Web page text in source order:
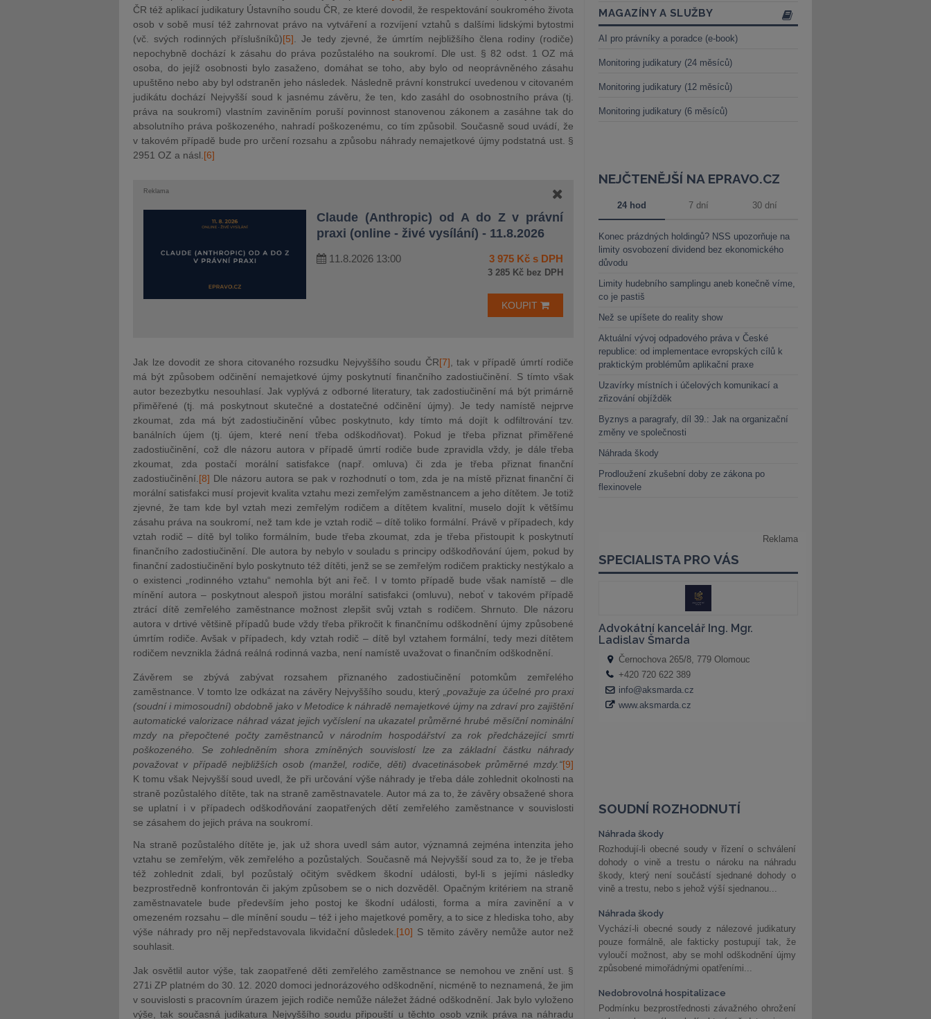
ČR též aplikací judikatury Ústavního soudu ČR, ze které dovodil, že respektování soukromého života
osob v sobě musí též zahrnovat právo na vytváření a rozvíjení vztahů s dalšími lidskými bytostmi
(vč. svých rodinných příslušníků)[5] . Je tedy zjevné, že úmrtím nejbližšího člena rodiny (rodiče)
nepochybně dochází k zásahu do práva pozůstalého na soukromí. Dle ust. § 82 odst. 1 OZ má
osoba, do jejíž osobnosti bylo zasaženo, domáhat se toho, aby bylo od neoprávněného zásahu
upuštěno nebo aby byl odstraněn jeho následek. Následně právní konstrukcí uvedenou v citovaném
judikátu dochází Nejvyšší soud k jasnému závěru, že ten, kdo zasáhl do osobnostního práva (tj.
práva na soukromí) vlastním zaviněním poruší povinnost stanovenou zákonem a zasáhne tak do
absolutního práva poškozeného, nahradí poškozenému, co tím způsobil. Současně soud uvádí, že
v takovém případě bude pro určení rozsahu a způsobu náhrady nemajetkové újmy podstatná ust. §
2951 OZ a násl. [6]
Reklama
Claude (Anthropic) od A do Z v právní
praxi (online - živé vysílání) - 11.8.2026
11.8.2026 13:00 3 975 Kč s DPH
3 285 Kč bez DPH
KOUPIT
Jak lze dovodit ze shora citovaného rozsudku Nejvyššího soudu ČR[7] , tak v případě úmrtí rodiče
má být způsobem odčinění nemajetkové újmy poskytnutí finančního zadostiučinění. S tímto však
autor bezezbytku nesouhlasí. Jak vyplývá z odborné literatury, tak zadostiučinění má být primárně
přiměřené (tj. má poskytnout skutečné a dostatečné odčinění újmy). Je tedy namístě nejprve
zkoumat, zda má být zadostiučinění vůbec poskytnuto, kdy tímto má dojít k odfiltrování tzv.
banálních újem (tj. újem, které není třeba odškodňovat). Pokud je třeba přiznat přiměřené
zadostiučinění, což dle názoru autora v případě úmrtí rodiče bude zpravidla vždy, je dále třeba
zkoumat, zda postačí morální satisfakce (např. omluva) či zda je třeba přiznat finanční
zadostiučinění. [8] Dle názoru autora se pak v rozhodnutí o tom, zda je na místě přiznat finanční či
morální satisfakci musí projevit kvalita vztahu mezi zemřelým zaměstnancem a jeho dítětem. Je totiž
zjevné, že tam kde byl vztah mezi zemřelým rodičem a dítětem kvalitní, muselo dojít k většímu
zásahu práva na soukromí, než tam kde je vztah rodič – dítě toliko formální. Právě v případech, kdy
vztah rodič – dítě byl toliko formálním, bude třeba zkoumat, zda je třeba přistoupit k poskytnutí
finančního zadostiučinění. Dle autora by nebylo v souladu s principy odškodňování újem, pokud by
finanční zadostiučinění bylo poskytnuto též dítěti, jenž se se zemřelým rodičem prakticky nestýkalo a
o existenci „rodinného vztahu“ nemohla být ani řeč. I v tomto případě bude však namístě – dle
mínění autora – poskytnout alespoň jistou morální satisfakci (omluvu), neboť v takovém případě
ztrácí dítě zemřelého zaměstnance možnost zlepšit svůj vztah s rodičem. Shrnuto. Dle názoru
autora v drtivé většině případů bude vždy třeba přikročit k finančnímu odškodnění újmy způsobené
úmrtím rodiče. Avšak v případech, kdy vztah rodič – dítě byl vztahem formální, tedy mezi dítětem
rodičem nevznikla žádná reálná rodinná vazba, není namístě uvažovat o finančním odškodnění.
Závěrem se zbývá zabývat rozsahem přiznaného zadostiučinění potomkům zemřelého
zaměstnance. V tomto lze odkázat na závěry Nejvyššího soudu, který
„považuje za účelné pro praxi
(soudní i mimosoudní) obdobně jako v Metodice k náhradě nemajetkové újmy na zdraví pro zajištění
automatické valorizace náhrad vázat jejich vyčíslení na ukazatel průměrné hrubé měsíční nominální
mzdy na přepočtené počty zaměstnanců v národním hospodářství za rok předcházející smrti
poškozeného. Se zohledněním shora zmíněných souvislostí lze za základní částku náhrady
považovat v případě nejbližších osob (manžel, rodiče, děti) dvacetinásobek průměrné mzdy.“[9]
K tomu však Nejvyšší soud uvedl, že při určování výše náhrady je třeba dále zohlednit okolnosti na
straně pozůstalého dítěte, tak na straně zaměstnavatele. Autor má za to, že závěry obsažené shora
se uplatní i v případech odškodňování zaopatřených dětí zemřelého zaměstnance v souvislosti
se zásahem do jejich práva na soukromí.
Na straně pozůstalého dítěte je, jak už shora uvedl sám autor, významná zejména intenzita jeho
vztahu se zemřelým, věk zemřelého a pozůstalých. Současně má Nejvyšší soud za to, že je třeba
též zohlednit zdali, byl pozůstalý očitým svědkem škodní události, byl-li s jejími následky
bezprostředně konfrontován či jakým způsobem se o nich dozvěděl. Opačným kritériem na straně
zaměstnavatele bude především jeho postoj ke škodní události, forma a míra zavinění a v
omezeném rozsahu – dle mínění soudu – též i jeho majetkové poměry, a to sice z hlediska toho, aby
výše náhrady pro něj nepředstavovala likvidační důsledek. [10] S těmito závěry nemůže autor než
souhlasit.
Jak osvětlil autor výše, tak zaopatřené děti zemřelého zaměstnance se nemohou ve znění ust. §
271i ZP platném do 30. 12. 2020 domoci jednorázového odškodnění, nicméně to neznamená, že jim
v souvislosti s pracovním úrazem jejich rodiče nemůže náležet žádné odškodnění. Jak bylo vyloženo
výše, tak současná judikatura Nejvyššího soudu připouští u těchto osob vznik práva na náhradu
MAGAZÍNY A SLUŽBY
AI pro právníky a poradce (e-book)
Monitoring judikatury (24 měsíců)
Monitoring judikatury (12 měsíců)
Monitoring judikatury (6 měsíců)
NEJČTENĚJŠÍ NA EPRAVO.CZ
24 hod 7 dní 30 dní
Konec prázdných holdingů? NSS upozorňuje na
limity osvobození dividend bez ekonomického
důvodu
Limity hudebního samplingu aneb konečně víme,
co je pastiš
Než se upíšete do reality show
Aktuální vývoj odpadového práva v České
republice: od implementace evropských cílů k
praktickým problémům aplikační praxe
Uzavírky místních i účelových komunikací a
zřizování objížděk
Byznys a paragrafy, díl 39.: Jak na organizační
změny ve společnosti
Náhrada škody
Prodloužení zkušební doby ze zákona po
flexinovele
SOUDNÍ ROZHODNUTÍ
Náhrada škody
Rozhodují-li obecné soudy v řízení o schválení
dohody o vině a trestu o nároku na náhradu
škody, který není součástí sjednané dohody o
vině a trestu, nebo s jehož výší sjednanou...
Náhrada škody
Vychází-li obecné soudy z nálezové judikatury
pouze formálně, ale fakticky postupují tak, že
vyloučí možnost, aby se mohl odškodnění újmy
způsobené mimořádnými opatřeními...
Nedobrovolná hospitalizace
Podmínku bezprostřednosti závažného ohrožení